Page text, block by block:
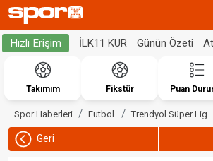
Hızlı Erişim İLK11 KUR Günün Özeti
Takımım Fikstür Puan
Spor Haberleri Futbol Trendyol Süper Lig
Geri